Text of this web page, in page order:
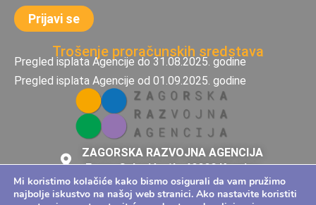
ZAGORSKA RAZVOJNA AGENCIJA
Frana Galovića 1b, 49000 Krapina
OIB 62236562878
zara@zara.hr
Trošenje proračunskih sredstava
Pregled isplata Agencije do 31.08.2025. godine
Pregled isplata Agencije od 01.09.2025. godine
Mi koristimo kolačiće kako bismo osigurali da vam pružimo
najbolje iskustvo na našoj web stranici. Ako nastavite koristiti